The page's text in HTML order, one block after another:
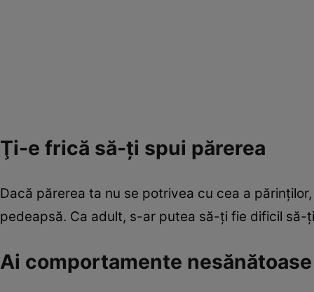
Ţi-e frică să-ţi spui părerea
Dacă părerea ta nu se potrivea cu cea a
pedeapsă. Ca adult, s-ar putea să-ţi fie dificil
Ai comportamente nesănătoase